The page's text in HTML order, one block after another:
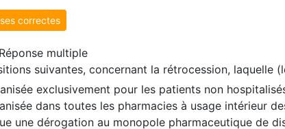
correctes
multiple
suivantes, concernant la rétrocession, laquelle
exclusivement pour les patients non
dans toutes les pharmacies à usage intérieur
une dérogation au monopole pharmaceutique de